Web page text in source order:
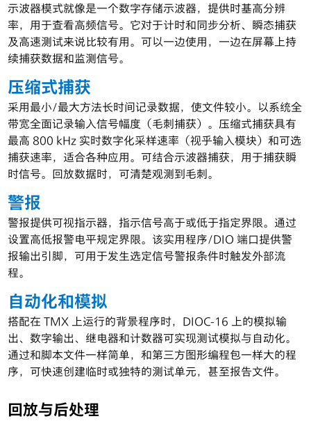
示波器模式就像是一个数字存储示波器，提供时基高分辨
率，用于查看高频信号。它对于计时和同步分析、瞬态捕获
及高速测试来说比较有用。可以一边使用，一边在屏幕上持
续捕获数据和监测信号。
压缩式捕获
采用最小/最大方法长时间记录数据，使文件较小。以系统全
带宽全面记录输入信号幅度（毛刺捕获）。压缩式捕获具有
最高 800 kHz 实时数字化采样速率（视乎输入模块）和可选
捕获速率，适合各种应用。可结合示波器捕获，用于捕获瞬
时信号。回放数据时，可清楚观测到毛刺。
警报
警报提供可视指示器，指示信号高于或低于指定界限。通过
设置高低报警电平规定界限。该实用程序/DIO 端口提供警
报输出引脚，可用于发生选定信号警报条件时触发外部流
程。
自动化和模拟
搭配在 TMX 上运行的背景程序时，DIOC-16 上的模拟输
出、数字输出、继电器和计数器可实现测试模拟与自动化。
通过和脚本文件一样简单，和第三方图形编程包一样大的程
序，可快速创建临时或独特的测试单元，甚至报告文件。
回放与后处理